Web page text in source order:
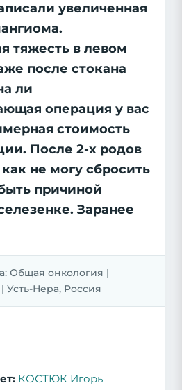
увеличенная
тяжесть в левом
после стокана
ли
операция у вас
стоимость
После 2-х родов
не могу сбросить
причиной
Заранее
Общая онкология |
| Усть-Нера, Россия
КОСТЮК Игорь